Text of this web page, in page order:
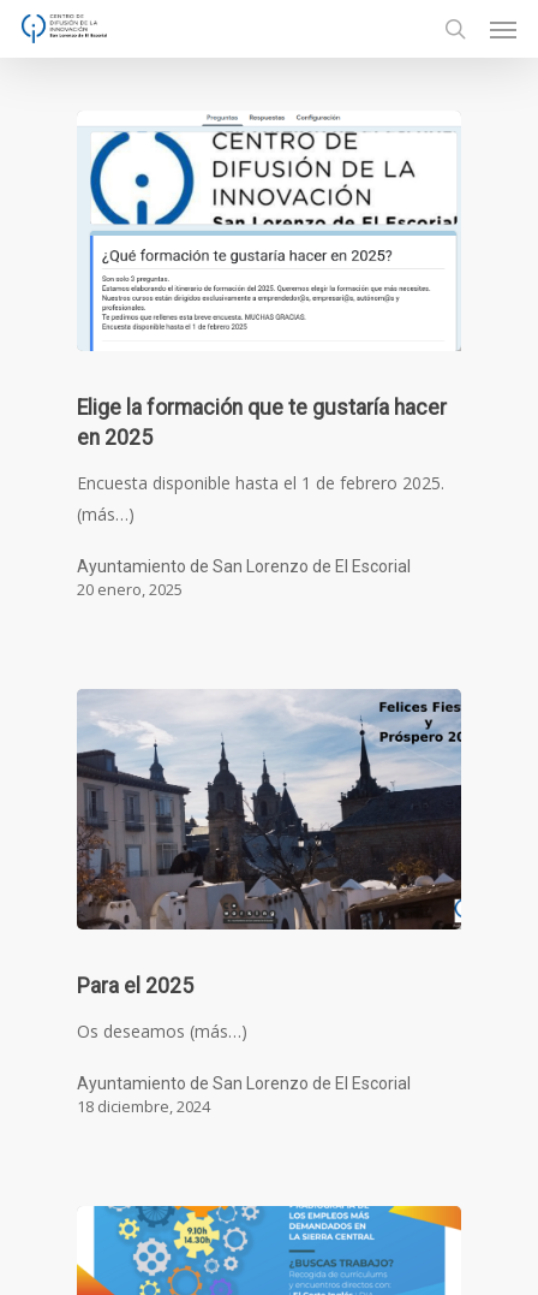
Skip
search
Elige la formación que te gustaría hacer
en 2025
Encuesta disponible hasta el 1 de febrero 2025.
(más…)
Ayuntamiento de San Lorenzo de El Escorial
20 enero, 2025
Para el 2025
Os deseamos (más…)
Ayuntamiento de San Lorenzo de El Escorial
18 diciembre, 2024